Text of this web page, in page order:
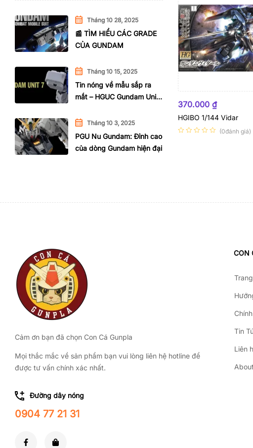
370.000 ₫
HGIBO 1/144 Vidar
(0đánh giá)
Tháng 10 28, 2025
📰 TÌM HIỂU CÁC GRADE
CỦA GUNDAM
Tháng 10 15, 2025
Tin nóng về mẫu sắp ra
mắt – HGUC Gundam Unit
Tháng 10 3, 2025
PGU Nu Gundam: Đỉnh cao
của dòng Gundam hiện đại
Cảm ơn bạn đã chọn Con Cá Gunpla
Mọi thắc mắc về sản phẩm bạn vui lòng liên hệ hotline để
được tư vấn chính xác nhất.
Đường dây nóng
0904 77 21 31
CON
Tin
Liên